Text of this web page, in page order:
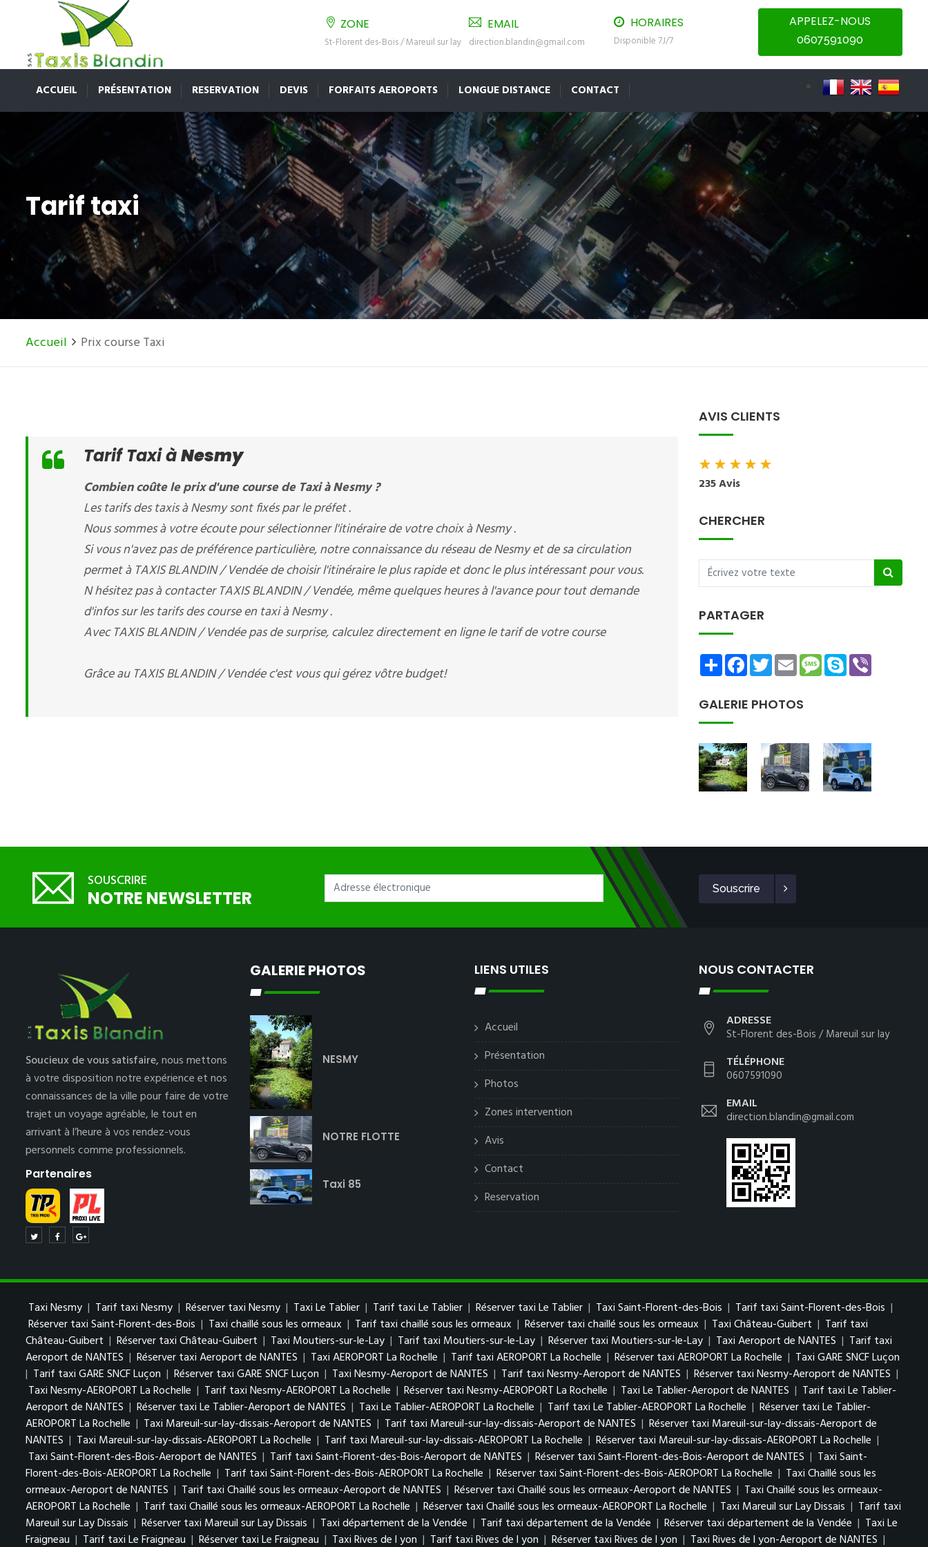
ZONE
St-Florent des-Bois / Mareuil sur lay
EMAIL
direction.blandin@gmail.com
HORAIRES
Disponible 7J/7
APPELEZ-NOUS
0607591090
ACCUEIL PRÉSENTATION RESERVATION DEVIS FORFAITS AEROPORTS LONGUE DISTANCE CONTACT
Tarif taxi
Accueil Prix course Taxi
Tarif Taxi àNesmy
Combien coûte le prix d'une course de Taxi à Nesmy ?
Les tarifs des taxis à Nesmy sont fixés par le préfet .
Nous sommes à votre écoute pour sélectionner l'itinéraire de votre choix à Nesmy .
Si vous n'avez pas de préférence particulière, notre connaissance du réseau de Nesmy et de sa circulation
permet à TAXIS BLANDIN / Vendée de choisir l'itinéraire le plus rapide et donc le plus intéressant pour vous.
N hésitez pas à contacter TAXIS BLANDIN / Vendée, même quelques heures à l'avance pour tout demande
d'infos sur les tarifs des course en taxi à Nesmy .
Avec TAXIS BLANDIN / Vendée pas de surprise, calculez directement en ligne le tarif de votre course
Grâce au TAXIS BLANDIN / Vendée c'est vous qui gérez vôtre budget!
AVIS CLIENTS
★★★★★
235 Avis
CHERCHER
PARTAGER
ShareFacebookTwitterEmailMessage
Skype
GALERIE PHOTOS
SOUSCRIRE
NOTRE NEWSLETTER Souscrire
Soucieux de vous satisfaire,nous mettons
à votre disposition notre expérience et nos
connaissances de la ville pour faire de votre
trajet un voyage agréable, le tout en
arrivant à l’heure à vos rendez-vous
personnels comme professionnels.
Partenaires
GALERIE PHOTOS
NESMY
NOTRE FLOTTE
Taxi 85
LIENS UTILES
Accueil
Présentation
Photos
Zones intervention
Avis
Contact
Reservation
NOUS CONTACTER
ADRESSE
St-Florent des-Bois / Mareuil sur lay
TÉLÉPHONE
0607591090
EMAIL
direction.blandin@gmail.com
Taxi Nesmy | Tarif taxi Nesmy | Réserver taxi Nesmy | Taxi Le Tablier | Tarif taxi Le Tablier | Réserver taxi Le Tablier | Taxi Saint-Florent-des-Bois | Tarif taxi Saint-Florent-des-Bois |
Réserver taxi Saint-Florent-des-Bois | Taxi chaillé sous les ormeaux | Tarif taxi chaillé sous les ormeaux | Réserver taxi chaillé sous les ormeaux | Taxi Château-Guibert | Tarif taxi
Château-Guibert | Réserver taxi Château-Guibert | Taxi Moutiers-sur-le-Lay | Tarif taxi Moutiers-sur-le-Lay | Réserver taxi Moutiers-sur-le-Lay | Taxi Aeroport de NANTES | Tarif taxi
Aeroport de NANTES | Réserver taxi Aeroport de NANTES | Taxi AEROPORT La Rochelle | Tarif taxi AEROPORT La Rochelle | Réserver taxi AEROPORT La Rochelle | Taxi GARE SNCF Luçon
| Tarif taxi GARE SNCF Luçon | Réserver taxi GARE SNCF Luçon | Taxi Nesmy-Aeroport de NANTES | Tarif taxi Nesmy-Aeroport de NANTES | Réserver taxi Nesmy-Aeroport de NANTES |
Taxi Nesmy-AEROPORT La Rochelle | Tarif taxi Nesmy-AEROPORT La Rochelle | Réserver taxi Nesmy-AEROPORT La Rochelle | Taxi Le Tablier-Aeroport de NANTES | Tarif taxi Le Tablier-
Aeroport de NANTES | Réserver taxi Le Tablier-Aeroport de NANTES | Taxi Le Tablier-AEROPORT La Rochelle | Tarif taxi Le Tablier-AEROPORT La Rochelle | Réserver taxi Le Tablier-
AEROPORT La Rochelle | Taxi Mareuil-sur-lay-dissais-Aeroport de NANTES | Tarif taxi Mareuil-sur-lay-dissais-Aeroport de NANTES | Réserver taxi Mareuil-sur-lay-dissais-Aeroport de
NANTES | Taxi Mareuil-sur-lay-dissais-AEROPORT La Rochelle | Tarif taxi Mareuil-sur-lay-dissais-AEROPORT La Rochelle | Réserver taxi Mareuil-sur-lay-dissais-AEROPORT La Rochelle |
Taxi Saint-Florent-des-Bois-Aeroport de NANTES | Tarif taxi Saint-Florent-des-Bois-Aeroport de NANTES | Réserver taxi Saint-Florent-des-Bois-Aeroport de NANTES | Taxi Saint-
Florent-des-Bois-AEROPORT La Rochelle | Tarif taxi Saint-Florent-des-Bois-AEROPORT La Rochelle | Réserver taxi Saint-Florent-des-Bois-AEROPORT La Rochelle | Taxi Chaillé sous les
ormeaux-Aeroport de NANTES | Tarif taxi Chaillé sous les ormeaux-Aeroport de NANTES | Réserver taxi Chaillé sous les ormeaux-Aeroport de NANTES | Taxi Chaillé sous les ormeaux-
AEROPORT La Rochelle | Tarif taxi Chaillé sous les ormeaux-AEROPORT La Rochelle | Réserver taxi Chaillé sous les ormeaux-AEROPORT La Rochelle | Taxi Mareuil sur Lay Dissais | Tarif taxi
Mareuil sur Lay Dissais | Réserver taxi Mareuil sur Lay Dissais | Taxi département de la Vendée | Tarif taxi département de la Vendée | Réserver taxi département de la Vendée | Taxi Le
Fraigneau | Tarif taxi Le Fraigneau | Réserver taxi Le Fraigneau | Taxi Rives de l yon | Tarif taxi Rives de l yon | Réserver taxi Rives de l yon | Taxi Rives de l yon-Aeroport de NANTES |